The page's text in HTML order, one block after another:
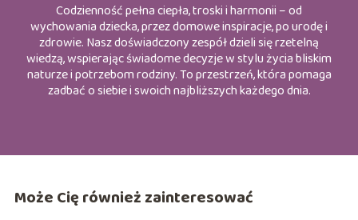
Codzienność pełna ciepła, troski i harmonii – od
wychowania dziecka, przez domowe inspiracje, po urodę i
zdrowie. Nasz doświadczony zespół dzieli się rzetelną
wiedzą, wspierając świadome decyzje w stylu życia bliskim
naturze i potrzebom rodziny. To przestrzeń, która pomaga
zadbać o siebie i swoich najbliższych każdego dnia.
Może Cię również zainteresować